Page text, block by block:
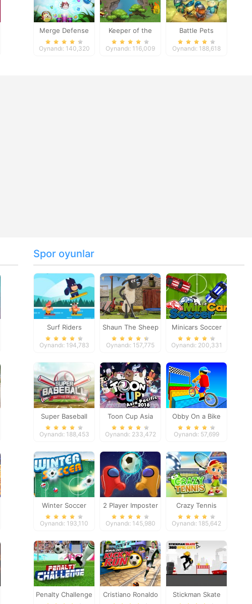
Merge Defense
Oynandı: 140,320
Keeper of the
Grove 2
Oynandı: 116,009
Battle Pets
Oynandı: 188,618
Spor oyunlar
Surf Riders
Oynandı: 194,783
Shaun The Sheep
Baahmy Golf
Oynandı: 157,775
Minicars Soccer
Oynandı: 200,331
Super Baseball
Oynandı: 188,453
Toon Cup Asia
Pacific 2018
Oynandı: 233,472
Obby On a Bike
Oynandı: 57,699
Winter Soccer
Oynandı: 193,110
2 Player Imposter
Soccer
Oynandı: 145,980
Crazy Tennis
Oynandı: 185,642
Penalty Challenge
Cristiano Ronaldo
Stickman Skate